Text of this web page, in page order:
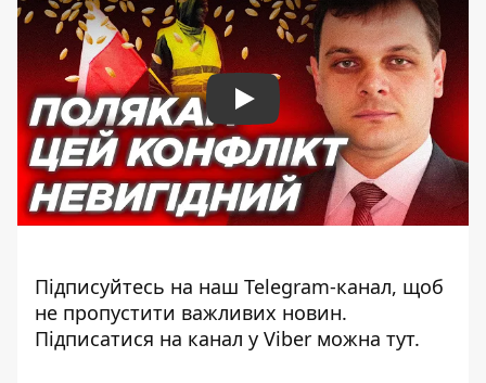
Play
Підписуйтесь на наш Telegram-канал, щоб
не пропустити важливих новин.
Підписатися на канал у Viber можна тут.